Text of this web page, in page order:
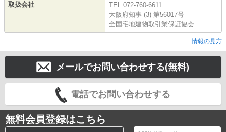
取扱会社
TEL:072-760-6611
大阪府知事 (3) 第56017号
全国宅地建物取引業保証協会
情報の見方
メールでお問い合わせする(無料)
電話でお問い合わせする
無料会員登録はこちら